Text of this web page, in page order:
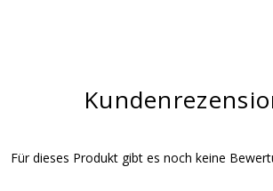
Für dieses Produkt gibt es noch keine